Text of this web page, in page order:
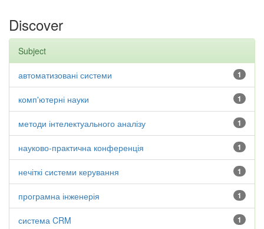
Discover
Subject
1
автоматизовані системи
1
комп'ютерні науки
1
методи інтелектуального аналізу
1
науково-практична конференція
1
нечіткі системи керування
1
програмна інженерія
1
система CRM